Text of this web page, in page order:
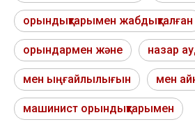
орындықтарымен жабдықталған
орындармен және назар
мен ыңғайлылығын мен
машинист орындықтарымен